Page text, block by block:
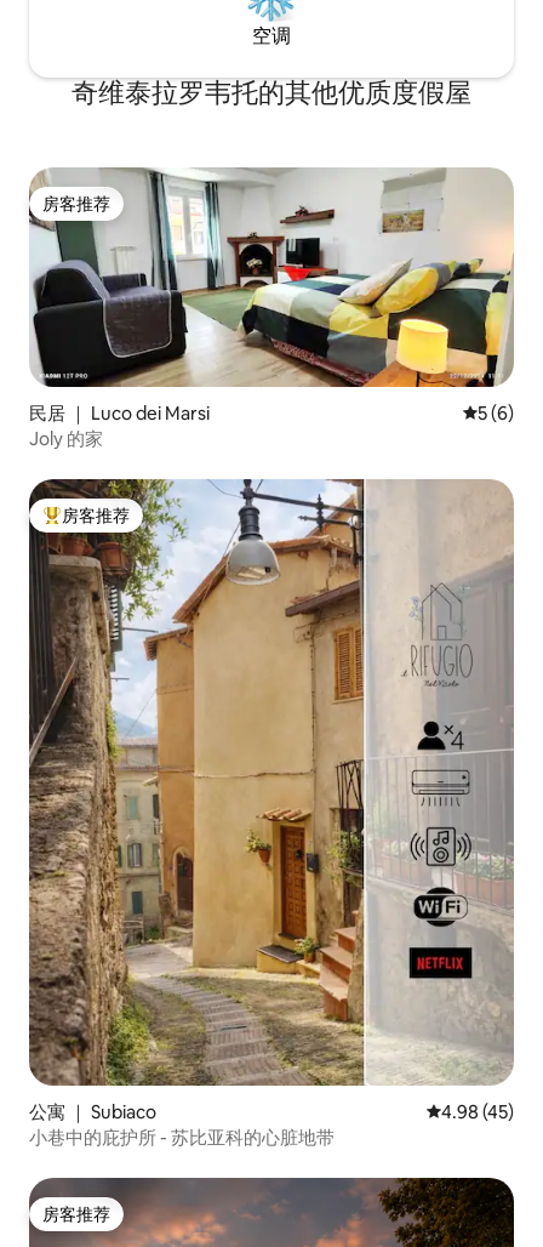
空调
奇维泰拉罗韦托的其他优质度假屋
房客推荐
房客推荐
民居 ｜ Luco dei Marsi 平均评分
5 (6)
Joly 的家
热门「房客推荐」
房客推荐
公寓 ｜ Subiaco 平均评分
4.98 (45)
小巷中的庇护所 - 苏比亚科的心脏地带
房客推荐
房客推荐